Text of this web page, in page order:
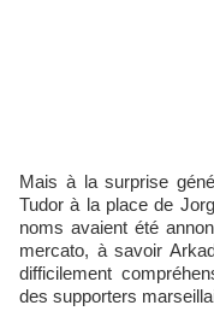
Mais à la surprise générale, peu après la nomination de Igor
Tudor à la place de
noms avaient été
mercato, à savoir
difficilement
des supporters